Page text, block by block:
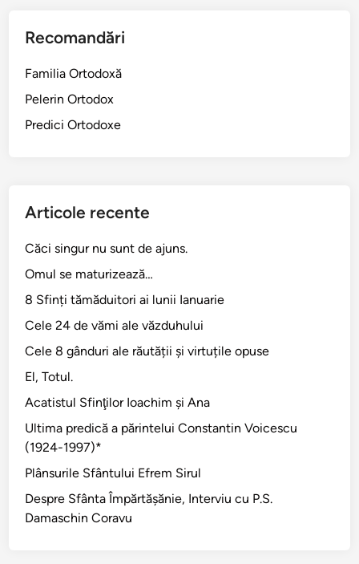
Recomandări
Familia Ortodoxă
Pelerin Ortodox
Predici Ortodoxe
Articole recente
Căci singur nu sunt de ajuns.
Omul se maturizează…
8 Sfinți tămăduitori ai lunii Ianuarie
Cele 24 de vămi ale văzduhului
Cele 8 gânduri ale răutății și virtuțile opuse
El, Totul.
Acatistul Sfinţilor Ioachim şi Ana
Ultima predică a părintelui Constantin Voicescu
(1924-1997)*
Plânsurile Sfântului Efrem Sirul
Despre Sfânta Împărtăşănie, Interviu cu P.S.
Damaschin Coravu